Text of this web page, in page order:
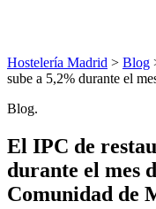
Hostelería Madrid > Blog
sube a 5,2% durante el
Blog.
El IPC de
durante el mes
Comunidad de